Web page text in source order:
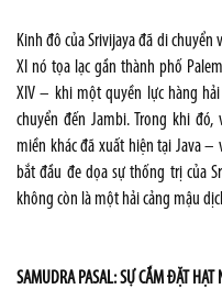
Kinh đô của Srivijaya đã di
XI nó tọa lạc gần thành phố
XIV – khi một quyền lực hàng
chuyển đến Jambi. Trong khi
miền khác đã xuất hiện tại Java
bắt đầu đe dọa sự thống trị của
không còn là một hải cảng mậu
SAMUDRA PASAL: SỰ CẮM ĐẶT HẠT